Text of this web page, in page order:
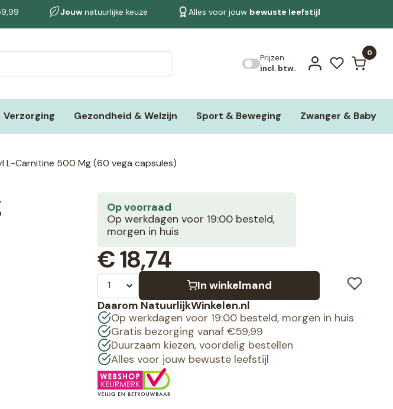
Jouwnatuurlijke keuze Alles voor jouw bewuste leefstijl
Prijzen
incl. btw.
0
Verzorging Gezondheid & Welzijn Sport & Beweging Zwanger & Baby
Bekijk alle resultaten
L-Carnitine 500 Mg (60 vega capsules)
Op voorraad
Op werkdagen voor 19:00 besteld,
morgen in huis
€18,74
In winkelmand
Daarom NatuurlijkWinkelen.nl
Op werkdagen voor 19:00 besteld, morgen in huis
Gratis bezorging vanaf €59,99
Duurzaam kiezen, voordelig bestellen
Alles voor jouw bewuste leefstijl